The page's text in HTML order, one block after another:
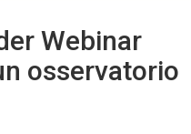
Webinar
osservatorio